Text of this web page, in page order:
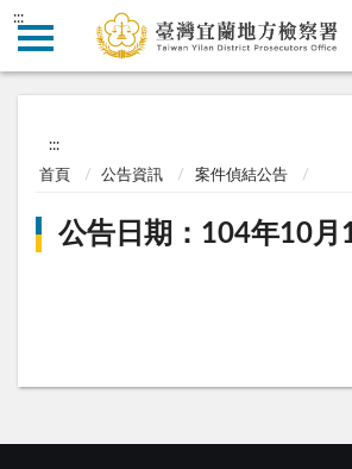
:::
:::
首頁 公告資訊 案件偵結公告
公告日期：104年10月